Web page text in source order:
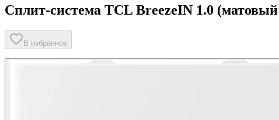
Сплит-система TCL BreezeIN 1.0
В избранное